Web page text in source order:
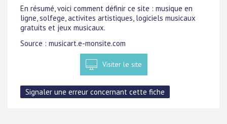
En résumé, voici comment définir ce site : musique en
ligne, solfege, activites artistiques, logiciels musicaux
gratuits et jeux musicaux.
Source : musicart.e-monsite.com
Visiter le site